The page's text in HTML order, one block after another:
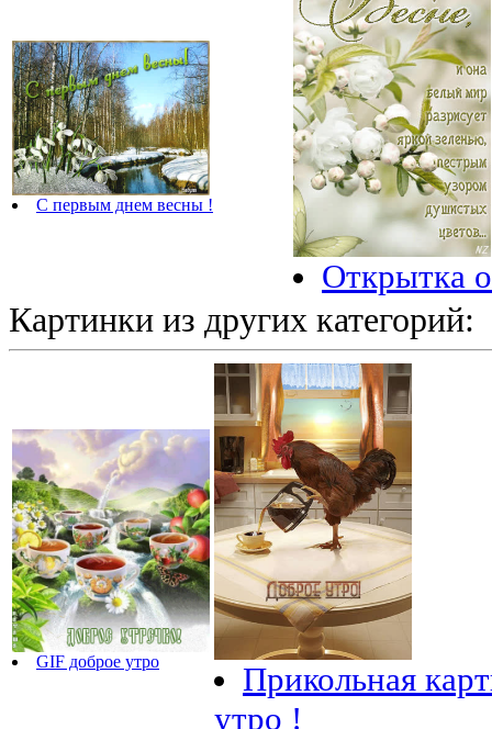
С первым днем весны !
Открытка
Картинки из других категорий:
GIF доброе утро
Прикольная
утро !